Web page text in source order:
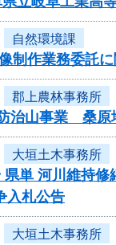
自然環境課
制作業務委託
郡上農林事務所
治山事業 桑
大垣土木事務所
単 河川維持
入札公告
大垣土木事務所